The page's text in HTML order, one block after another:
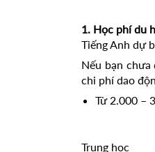
1. Học phí du
Tiếng Anh dự
Nếu bạn
chi phí dao
Từ 2.000 –
Trung học